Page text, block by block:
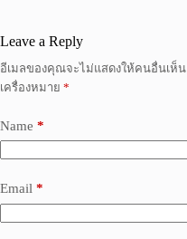
Leave a Reply
อีเมลของคุณจะไม่แสดงให้คนอื่นเห็น
เครื่องหมาย *
Name *
Email *